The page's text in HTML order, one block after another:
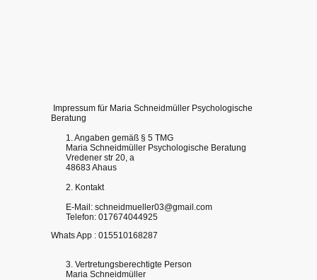
Impressum für Maria Schneidmüller Psychologische
Beratung
1. Angaben gemäß § 5 TMG
Maria Schneidmüller Psychologische Beratung
Vredener str 20, a
48683 Ahaus
2. Kontakt
E-Mail: schneidmueller03@gmail.com
Telefon: 017674044925
Whats App : 015510168287
3. Vertretungsberechtigte Person
Maria Schneidmüller